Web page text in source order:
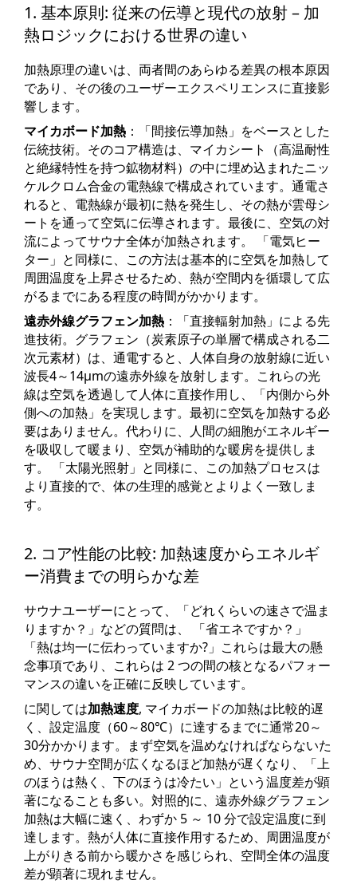
1. 基本原則: 従来の伝導と現代の放射 – 加
熱ロジックにおける世界の違い
加熱原理の違いは、両者間のあらゆる差異の根本原因
であり、その後のユーザーエクスペリエンスに直接影
響します。
マイカボード加熱 ：「間接伝導加熱」をベースとした
伝統技術。そのコア構造は、マイカシート（高温耐性
と絶縁特性を持つ鉱物材料）の中に埋め込まれたニッ
ケルクロム合金の電熱線で構成されています。通電さ
れると、電熱線が最初に熱を発生し、その熱が雲母シ
ートを通って空気に伝導されます。最後に、空気の対
流によってサウナ全体が加熱されます。 「電気ヒー
ター」と同様に、この方法は基本的に空気を加熱して
周囲温度を上昇させるため、熱が空間内を循環して広
がるまでにある程度の時間がかかります。
遠赤外線グラフェン加熱 ：「直接輻射加熱」による先
進技術。グラフェン（炭素原子の単層で構成される二
次元素材）は、通電すると、人体自身の放射線に近い
波長4～14μmの遠赤外線を放射します。これらの光
線は空気を透過して人体に直接作用し、「内側から外
側への加熱」を実現します。最初に空気を加熱する必
要はありません。代わりに、人間の細胞がエネルギー
を吸収して暖まり、空気が補助的な暖房を提供しま
す。 「太陽光照射」と同様に、この加熱プロセスは
より直接的で、体の生理的感覚とよりよく一致しま
す。
2. コア性能の比較: 加熱速度からエネルギ
ー消費までの明らかな差
サウナユーザーにとって、「どれくらいの速さで温ま
りますか？」などの質問は、 「省エネですか？」
「熱は均一に伝わっていますか?」これらは最大の懸
念事項であり、これらは 2 つの間の核となるパフォー
マンスの違いを正確に反映しています。
に関しては加熱速度, マイカボードの加熱は比較的遅
く、設定温度（60～80℃）に達するまでに通常20～
30分かかります。まず空気を温めなければならないた
め、サウナ空間が広くなるほど加熱が遅くなり、「上
のほうは熱く、下のほうは冷たい」という温度差が顕
著になることも多い。対照的に、遠赤外線グラフェン
加熱は大幅に速く、わずか 5 ～ 10 分で設定温度に到
達します。熱が人体に直接作用するため、周囲温度が
上がりきる前から暖かさを感じられ、空間全体の温度
差が顕著に現れません。